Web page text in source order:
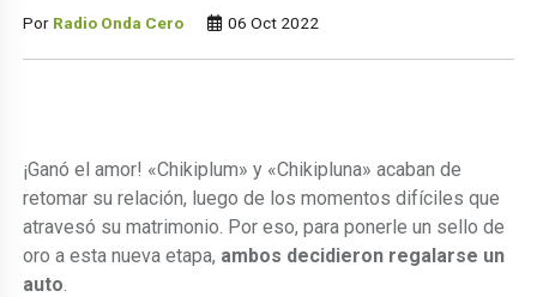
Por Radio Onda Cero 06 Oct 2022
¡Ganó el amor! «Chikiplum» y «Chikipluna» acaban de
retomar su relación, luego de los momentos difíciles que
atravesó su matrimonio. Por eso, para ponerle un sello de
oro a esta nueva etapa, ambos decidieron regalarse un
auto